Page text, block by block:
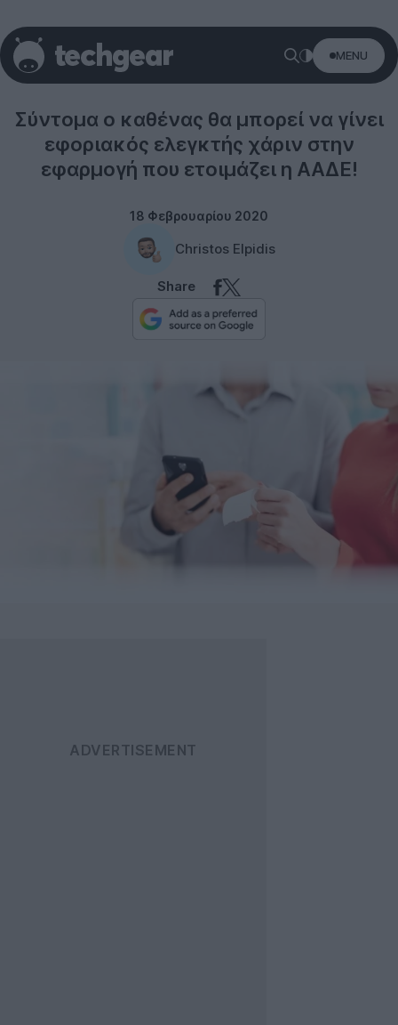
MENU
Σύντομα ο καθένας θα μπορεί να γίνει
εφοριακός ελεγκτής χάριν στην
εφαρμογή που ετοιμάζει η ΑΑΔΕ!
18 Φεβρουαρίου 2020
Christos Elpidis
Share